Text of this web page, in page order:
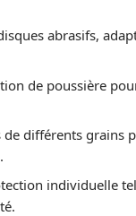
abrasifs,
de poussière
de différents grains
individuelle